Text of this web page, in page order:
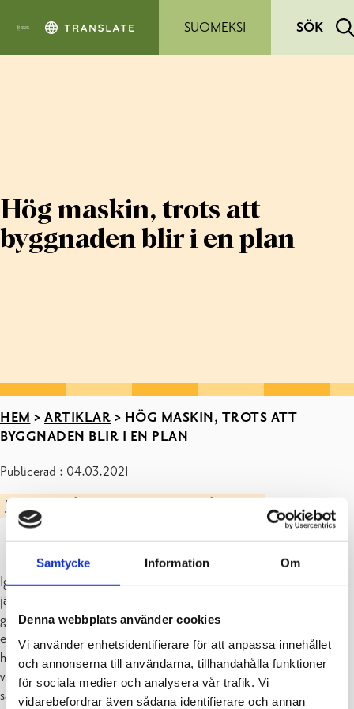
Samtycke Information Om
Denna webbplats använder cookies
Vi använder enhetsidentifierare för att anpassa innehållet
och annonserna till användarna, tillhandahålla funktioner
för sociala medier och analysera vår trafik. Vi
vidarebefordrar även sådana identifierare och annan
SUOMEKSI
SÖK
Hög maskin, trots att
byggnaden blir i en plan
HEM > ARTIKLAR > HÖG MASKIN, TROTS ATT
BYGGNADEN BLIR I EN PLAN
Publicerad : 04.03.2021
I VÄNTAN PÅ NYA SKOLAN
Igår var det en lastbil med en lyftkransmanick vid bygget. Den var
jätte-hög! Den nya skolan blir ändå i en våning, men åtminstone i
gymnastiksalen blir det högt till tak. Det är bra att byggnaden blir i
en plan för då kommer man snabbt ut om det brinner. Det blir inte
heller så mycket ljud som om man springer i trappor. För barn och
vuxna som är skadade eller rörelsehindrade är det bättre då allt är i
samma våning.